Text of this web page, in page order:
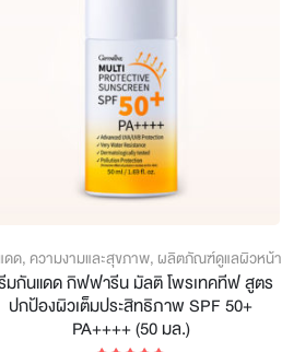
ดด, ความงามและสุขภาพ, ผลิตภัณฑ์ดูแลผิวหน้า
มกันแดด กิฟฟารีน มัลติ โพรเทคทีฟ สูตร
ปกป้องผิวเต็มประสิทธิภาพ SPF 50+
PA++++ (50 มล.)